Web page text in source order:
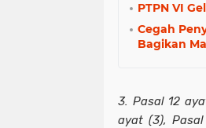
PTPN VI
Cegah
Bagikan
3. Pasal 12
ayat (3),